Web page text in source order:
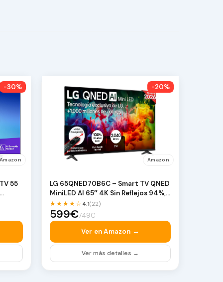
-30%
Amazon
55
-20%
Amazon
LG 65QNED70B6C – Smart TV QNED
MiniLED AI 65″ 4K Sin Reflejos 94%,
…
★★★★☆ 4.1(22)
599€749€
Ver en Amazon →
Ver más detalles →